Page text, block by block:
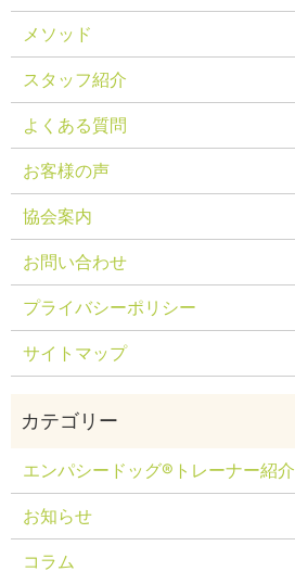
メソッド
スタッフ紹介
よくある質問
お客様の声
協会案内
お問い合わせ
プライバシーポリシー
サイトマップ
エンパシードッグ®トレーナー紹介
お知らせ
コラム